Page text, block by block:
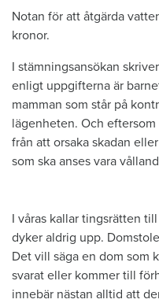
Notan för att åtgärda
kronor.
I stämningsansökan
enligt uppgifterna är
mamman som står på
lägenheten. Och
från att orsaka skadan
som ska anses vara
I våras kallar tingsrätten
dyker aldrig upp.
Det vill säga en dom som
svarat eller kommer till
innebär nästan alltid att